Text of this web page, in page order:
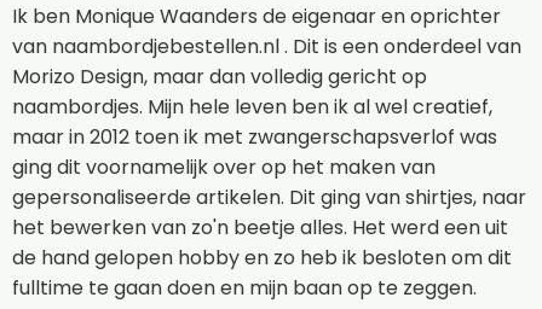
Ik ben Monique Waanders de eigenaar en oprichter
van naambordjebestellen.nl . Dit is een onderdeel van
Morizo Design, maar dan volledig gericht op
naambordjes. Mijn hele leven ben ik al wel creatief,
maar in 2012 toen ik met zwangerschapsverlof was
ging dit voornamelijk over op het maken van
gepersonaliseerde artikelen. Dit ging van shirtjes, naar
het bewerken van zo'n beetje alles. Het werd een uit
de hand gelopen hobby en zo heb ik besloten om dit
fulltime te gaan doen en mijn baan op te zeggen.